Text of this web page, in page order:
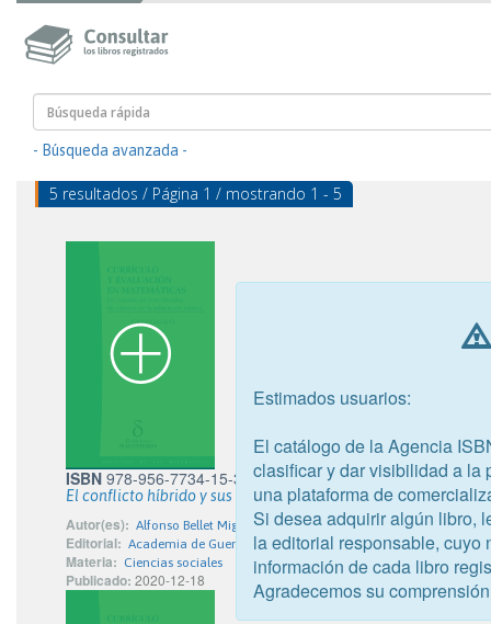
- Búsqueda avanzada -
5 resultados / Página 1 / mostrando 1 - 5
ISBN 978-956-7734-15-3
El conflicto híbrido y sus efectos en la conducción
Autor(es): Alfonso Bellet Miguel; Díaz Mardones, Hernán; Gaete
Editorial: Academia de Guerra del Ejército
Materia: Ciencias sociales
Publicado: 2020-12-18
Estimados usuarios:
El catálogo de la Agencia
clasificar y dar visibilidad a la
una plataforma de
Si desea adquirir algún libro,
la editorial responsable, cuyo
información de cada libro
Agradecemos su